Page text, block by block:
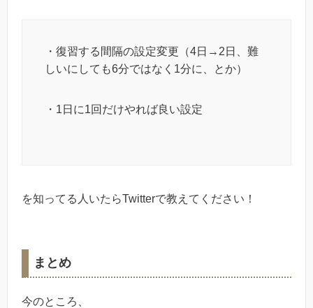
・復習する間隔の設定変更（4日→2日、難
しいにしても6分ではなく1分に、とか）
・1日に1回だけやれば良い設定
を知ってる人いたらTwitterで教えてください！
まとめ
今のところ、